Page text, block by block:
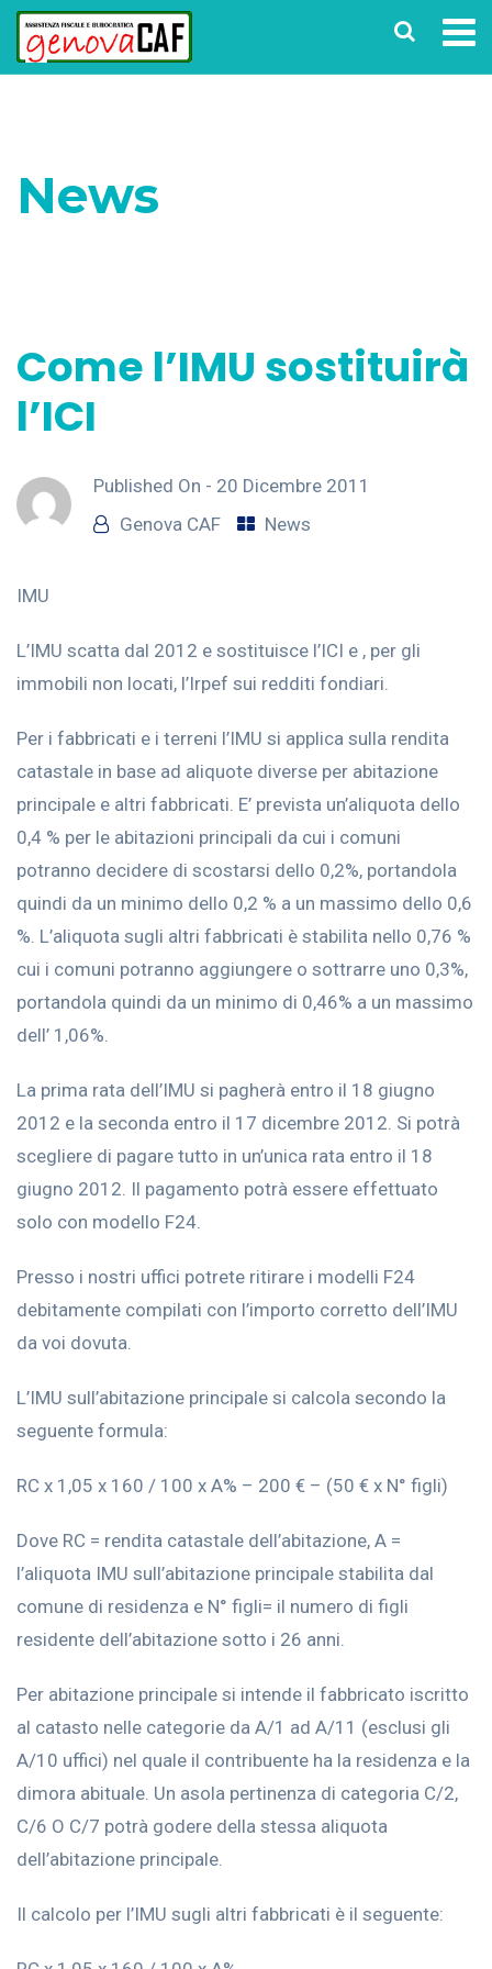
News
Come l’IMU sostituirà
l’ICI
Published On - 20 Dicembre 2011
Genova CAF
News
IMU
L’IMU scatta dal 2012 e sostituisce l’ICI e , per gli
immobili non locati, l’Irpef sui redditi fondiari.
Per i fabbricati e i terreni l’IMU si applica sulla rendita
catastale in base ad aliquote diverse per abitazione
principale e altri fabbricati. E’ prevista un’aliquota dello
0,4 % per le abitazioni principali da cui i comuni
potranno decidere di scostarsi dello 0,2%, portandola
quindi da un minimo dello 0,2 % a un massimo dello 0,6
%. L’aliquota sugli altri fabbricati è stabilita nello 0,76 %
cui i comuni potranno aggiungere o sottrarre uno 0,3%,
portandola quindi da un minimo di 0,46% a un massimo
dell’ 1,06%.
La prima rata dell’IMU si pagherà entro il 18 giugno
2012 e la seconda entro il 17 dicembre 2012. Si potrà
scegliere di pagare tutto in un’unica rata entro il 18
giugno 2012. Il pagamento potrà essere effettuato
solo con modello F24.
Presso i nostri uffici potrete ritirare i modelli F24
debitamente compilati con l’importo corretto dell’IMU
da voi dovuta.
L’IMU sull’abitazione principale si calcola secondo la
seguente formula:
RC x 1,05 x 160 / 100 x A% – 200 € – (50 € x N° figli)
Dove RC = rendita catastale dell’abitazione, A =
l’aliquota IMU sull’abitazione principale stabilita dal
comune di residenza e N° figli= il numero di figli
residente dell’abitazione sotto i 26 anni.
Per abitazione principale si intende il fabbricato iscritto
al catasto nelle categorie da A/1 ad A/11 (esclusi gli
A/10 uffici) nel quale il contribuente ha la residenza e la
dimora abituale. Un asola pertinenza di categoria C/2,
C/6 O C/7 potrà godere della stessa aliquota
dell’abitazione principale.
Il calcolo per l’IMU sugli altri fabbricati è il seguente: